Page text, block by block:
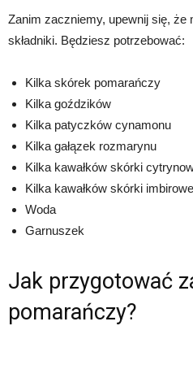
Zanim zaczniemy, upewnij się,
składniki. Będziesz potrzebować:
Kilka skórek pomarańczy
Kilka goździków
Kilka patyczków cynamonu
Kilka gałązek rozmarynu
Kilka kawałków skórki
Kilka kawałków skórki
Woda
Garnuszek
Jak przygotować
pomarańczy?